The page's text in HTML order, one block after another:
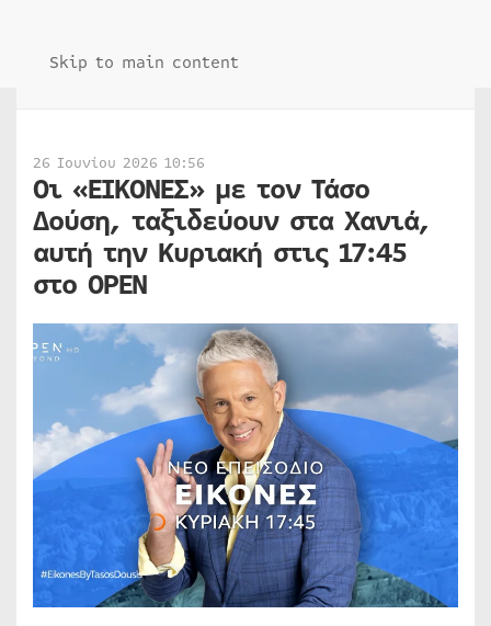
Skip to main content
26 Ιουνίου 2026 10:56
Οι «ΕΙΚΟΝΕΣ» με τον Τάσο
Δούση, ταξιδεύουν στα Χανιά,
αυτή την Κυριακή στις 17:45
στο OPEN